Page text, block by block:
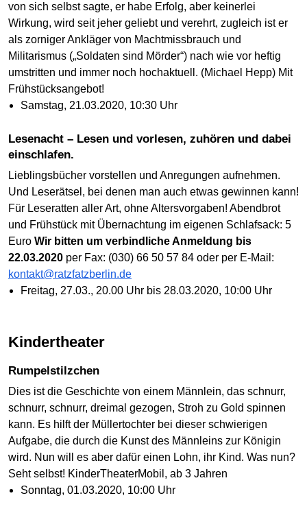
von sich selbst sagte, er habe Erfolg, aber keinerlei
Wirkung, wird seit jeher geliebt und verehrt, zugleich ist er
als zorniger Ankläger von Machtmissbrauch und
Militarismus („Soldaten sind Mörder“) nach wie vor heftig
umstritten und immer noch hochaktuell. (Michael Hepp) Mit
Frühstücksangebot!
Samstag, 21.03.2020, 10:30 Uhr
Lesenacht – Lesen und vorlesen, zuhören und dabei
einschlafen.
Lieblingsbücher vorstellen und Anregungen aufnehmen.
Und Leserätsel, bei denen man auch etwas gewinnen kann!
Für Leseratten aller Art, ohne Altersvorgaben! Abendbrot
und Frühstück mit Übernachtung im eigenen Schlafsack: 5
Euro Wir bitten um verbindliche Anmeldung bis
22.03.2020 per Fax: (030) 66 50 57 84 oder per E-Mail:
kontakt@ratzfatzberlin.de
Freitag, 27.03., 20.00 Uhr bis 28.03.2020, 10:00 Uhr
Kindertheater
Rumpelstilzchen
Dies ist die Geschichte von einem Männlein, das schnurr,
schnurr, schnurr, dreimal gezogen, Stroh zu Gold spinnen
kann. Es hilft der Müllertochter bei dieser schwierigen
Aufgabe, die durch die Kunst des Männleins zur Königin
wird. Nun will es aber dafür einen Lohn, ihr Kind. Was nun?
Seht selbst! KinderTheaterMobil, ab 3 Jahren
Sonntag, 01.03.2020, 10:00 Uhr